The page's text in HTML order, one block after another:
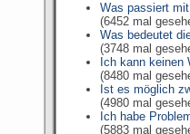
Was passiert
(6452 mal
Was bedeutet
(3748 mal
Ich kann keinen
(8480 mal
Ist es möglich
(4980 mal
Ich habe
(5883 mal